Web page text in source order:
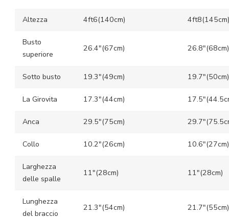
Altezza 4ft6(140cm) 4ft8(145cm)
Busto
superiore
26.4″(67cm) 26.8″(68cm)
Sotto busto 19.3″(49cm) 19.7″(50cm)
La Girovita 17.3″(44cm)
Anca 29.5″(75cm)
Collo 10.2″(26cm) 10.6″(27cm)
Larghezza
delle spalle
11″(28cm) 11″(28cm)
Lunghezza
del braccio
21.3″(54cm) 21.7″(55cm)